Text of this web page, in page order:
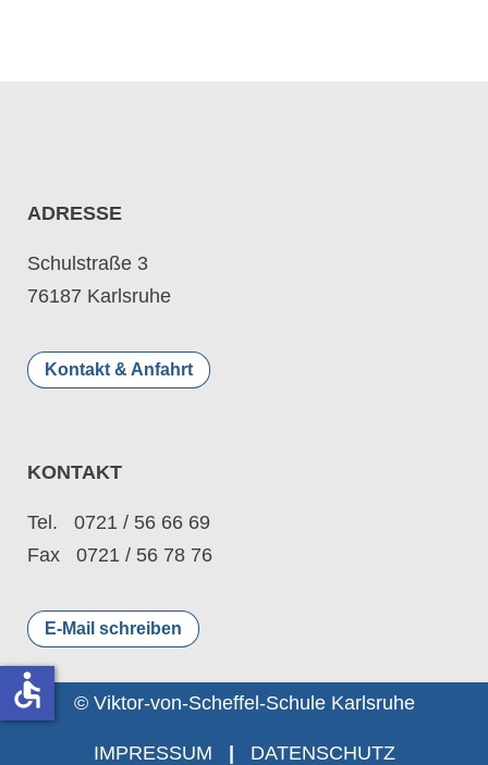
ADRESSE
Schulstraße 3
76187 Karlsruhe
Kontakt & Anfahrt
KONTAKT
Tel. 0721 / 56 66 69
Fax 0721 / 56 78 76
E-Mail schreiben
© Viktor-von-Scheffel-Schule Karlsruhe
IMPRESSUM DATENSCHUTZ
accessible